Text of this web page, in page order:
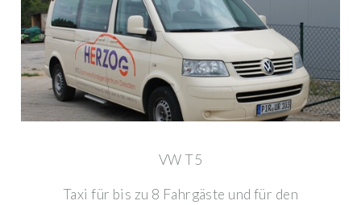
VW T5
Taxi für bis zu 8 Fahrgäste und für den